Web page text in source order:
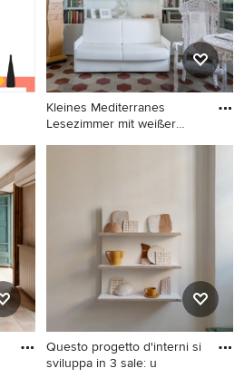
Kleines Mediterranes
Lesezimmer mit weißer
Kleines Mediterranes
und freistehendem
Schreibtisch in Catania-
Questo progetto d'interni si
sviluppa in 3 sale: u